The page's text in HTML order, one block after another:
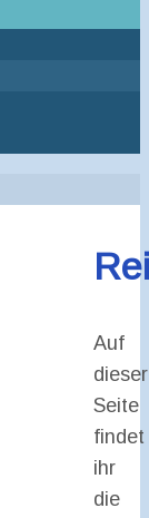
Auf
dieser
Seite
findet
ihr
die